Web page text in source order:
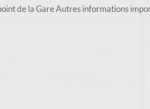
de la Gare Autres informations